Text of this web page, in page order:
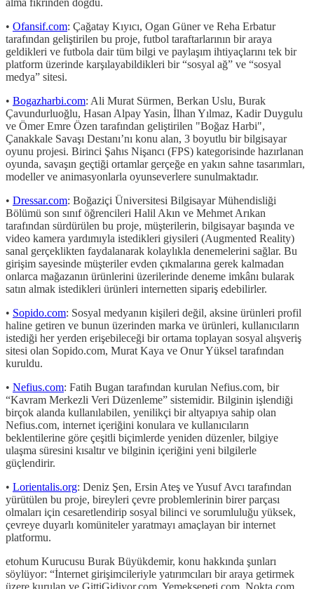
• Ofansif.com: Çağatay Kıyıcı, Ogan Güner ve Reha Erbatur
tarafından geliştirilen bu proje, futbol taraftarlarının bir araya
geldikleri ve futbola dair tüm bilgi ve paylaşım ihtiyaçlarını tek bir
platform üzerinde karşılayabildikleri bir “sosyal ağ” ve “sosyal
medya” sitesi.
• Bogazharbi.com: Ali Murat Sürmen, Berkan Uslu, Burak
Çavundurluoğlu, Hasan Alpay Yasin, İlhan Yılmaz, Kadir Duygulu
ve Ömer Emre Özen tarafından geliştirilen "Boğaz Harbi",
Çanakkale Savaşı Destanı’nı konu alan, 3 boyutlu bir bilgisayar
oyunu projesi. Birinci Şahıs Nişancı (FPS) kategorisinde hazırlanan
oyunda, savaşın geçtiği ortamlar gerçeğe en yakın sahne tasarımları,
modeller ve animasyonlarla oyunseverlere sunulmaktadır.
• Dressar.com: Boğaziçi Üniversitesi Bilgisayar Mühendisliği
Bölümü son sınıf öğrencileri Halil Akın ve Mehmet Arıkan
tarafından sürdürülen bu proje, müşterilerin, bilgisayar başında ve
video kamera yardımıyla istedikleri giysileri (Augmented Reality)
sanal gerçeklikten faydalanarak kolaylıkla denemelerini sağlar. Bu
girişim sayesinde müşteriler evden çıkmalarına gerek kalmadan
onlarca mağazanın ürünlerini üzerilerinde deneme imkânı bularak
satın almak istedikleri ürünleri internetten sipariş edebilirler.
• Sopido.com: Sosyal medyanın kişileri değil, aksine ürünleri profil
haline getiren ve bunun üzerinden marka ve ürünleri, kullanıcıların
istediği her yerden erişebileceği bir ortama toplayan sosyal alışveriş
sitesi olan Sopido.com, Murat Kaya ve Onur Yüksel tarafından
kuruldu.
• Nefius.com: Fatih Bugan tarafından kurulan Nefius.com, bir
“Kavram Merkezli Veri Düzenleme” sistemidir. Bilginin işlendiği
birçok alanda kullanılabilen, yenilikçi bir altyapıya sahip olan
Nefius.com, internet içeriğini konulara ve kullanıcıların
beklentilerine göre çeşitli biçimlerde yeniden düzenler, bilgiye
ulaşma süresini kısaltır ve bilginin içeriğini yeni bilgilerle
güçlendirir.
• Lorientalis.org: Deniz Şen, Ersin Ateş ve Yusuf Avcı tarafından
yürütülen bu proje, bireyleri çevre problemlerinin birer parçası
olmaları için cesaretlendirip sosyal bilinci ve sorumluluğu yüksek,
çevreye duyarlı komüniteler yaratmayı amaçlayan bir internet
platformu.
etohum Kurucusu Burak Büyükdemir, konu hakkında şunları
söylüyor: “İnternet girişimcileriyle yatırımcıları bir araya getirmek
üzere kurulan ve GittiGidiyor.com, Yemeksepeti.com, Nokta.com,